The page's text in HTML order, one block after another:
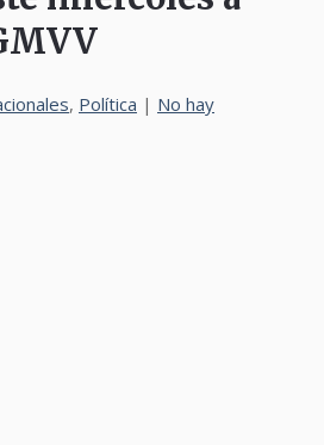
, Política | No hay